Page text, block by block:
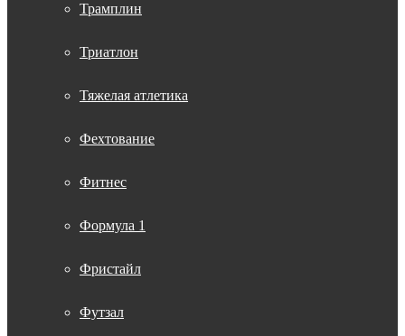
Трамплин
Триатлон
Тяжелая атлетика
Фехтование
Фитнес
Формула 1
Фристайл
Футзал